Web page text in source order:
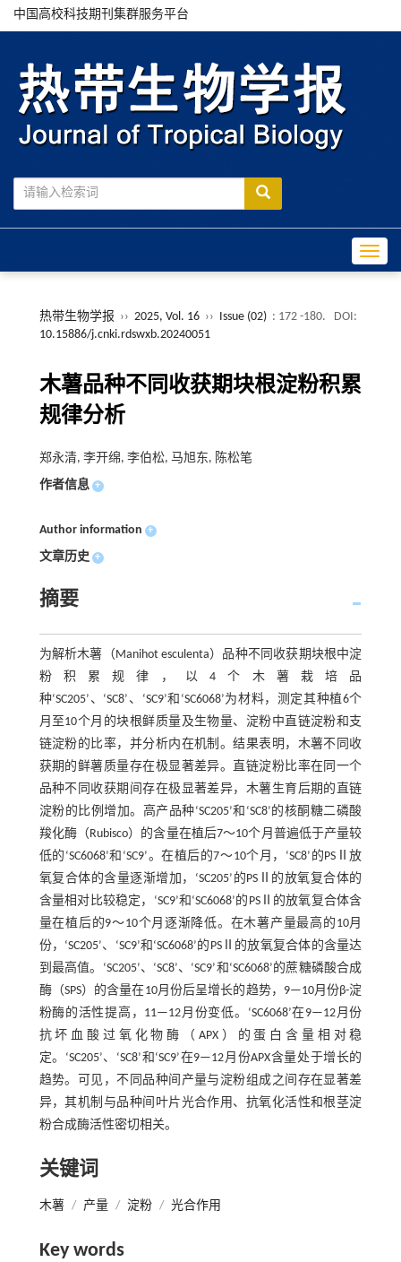
中国高校科技期刊集群服务平台
热带生物学报 ›› 2025, Vol. 16 ›› Issue (02) : 172 -180.
DOI:
10.15886/j.cnki.rdswxb.20240051
木薯品种不同收获期块根淀粉积累
规律分析
郑永清, 李开绵, 李伯松, 马旭东, 陈松笔
作者信息 +
Author information +
文章历史 +
摘要
为解析木薯（Manihot esculenta）品种不同收获期块根中淀
粉积累规律，以4个木薯栽培品
种‘SC205’、‘SC8’、‘SC9’和‘SC6068’为材料，测定其种植6个
月至10个月的块根鲜质量及生物量、淀粉中直链淀粉和支
链淀粉的比率，并分析内在机制。结果表明，木薯不同收
获期的鲜薯质量存在极显著差异。直链淀粉比率在同一个
品种不同收获期间存在极显著差异，木薯生育后期的直链
淀粉的比例增加。高产品种‘SC205’和‘SC8’的核酮糖二磷酸
羧化酶（Rubisco）的含量在植后7～10个月普遍低于产量较
低的‘SC6068’和‘SC9’。在植后的7～10个月，‘SC8’的PSⅡ放
氧复合体的含量逐渐增加，‘SC205’的PSⅡ的放氧复合体的
含量相对比较稳定，‘SC9’和‘SC6068’的PSⅡ的放氧复合体含
量在植后的9～10个月逐渐降低。在木薯产量最高的10月
份，‘SC205’、‘SC9’和‘SC6068’的PSⅡ的放氧复合体的含量达
到最高值。‘SC205’、‘SC8’、‘SC9’和‘SC6068’的蔗糖磷酸合成
酶（SPS）的含量在10月份后呈增长的趋势，9—10月份β-淀
粉酶的活性提高，11—12月份变低。‘SC6068’在9—12月份
抗坏血酸过氧化物酶（APX）的蛋白含量相对稳
定。‘SC205’、‘SC8’和‘SC9’在9—12月份APX含量处于增长的
趋势。可见，不同品种间产量与淀粉组成之间存在显著差
异，其机制与品种间叶片光合作用、抗氧化活性和根茎淀
粉合成酶活性密切相关。
关键词
木薯 / 产量 / 淀粉 / 光合作用
Key words